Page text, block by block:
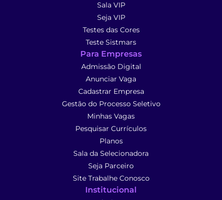
Sala VIP
Seja VIP
Testes das Cores
Teste Sistmars
Para Empresas
Admissão Digital
Anunciar Vaga
Cadastrar Empresa
Gestão do Processo Seletivo
Minhas Vagas
Pesquisar Currículos
Planos
Sala da Selecionadora
Seja Parceiro
Site Trabalhe Conosco
Institucional